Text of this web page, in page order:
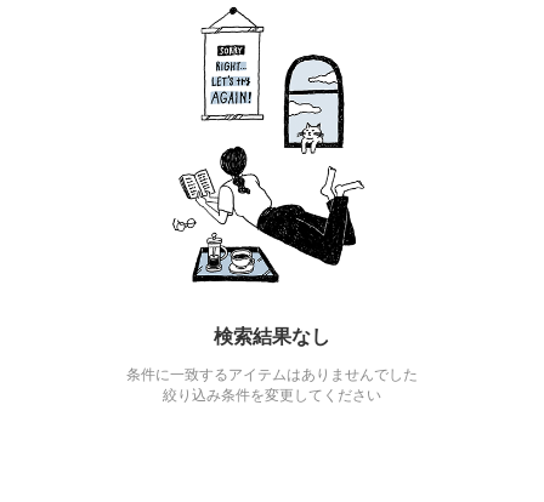
検索結果なし
条件に一致するアイテムはありませんでした
絞り込み条件を変更してください